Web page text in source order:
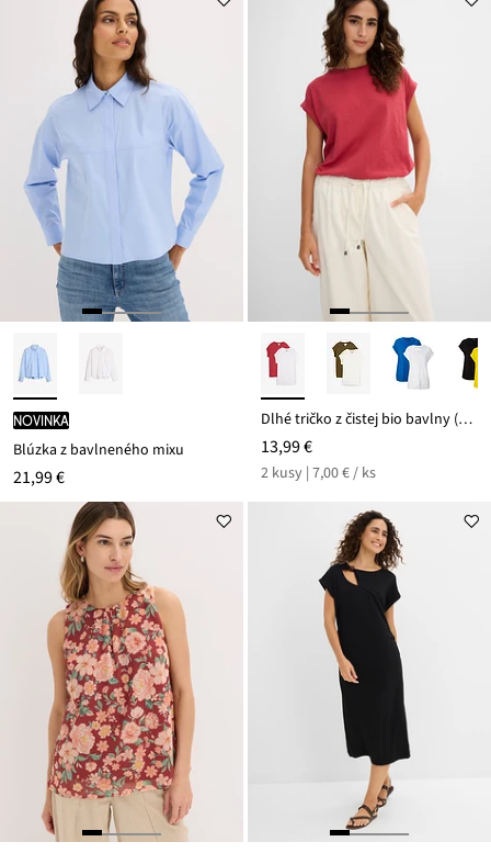
novinka
Blúzka z bavlneného mixu
21,99 €
Dlhé tričko z čistej bio bavlny (2 ks v balení)
13,99 €
2 kusy | 7,00 € / ks